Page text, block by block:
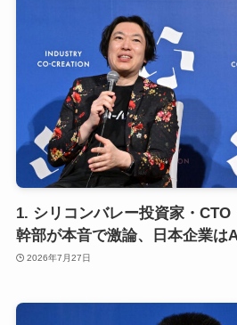
1. シリコンバレー投資家・
幹部が本音で激論、日本企業は
2026年7月27日